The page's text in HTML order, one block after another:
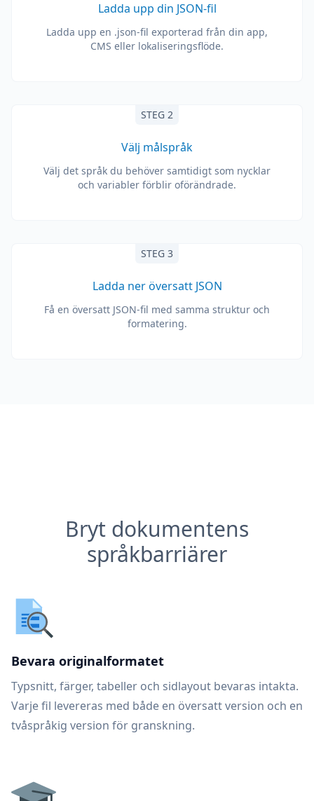
Ladda upp din JSON-fil
Ladda upp en .json-fil exporterad från din app,
CMS eller lokaliseringsflöde.
STEG 2
Välj målspråk
Välj det språk du behöver samtidigt som nycklar
och variabler förblir oförändrade.
STEG 3
Ladda ner översatt JSON
Få en översatt JSON-fil med samma struktur och
formatering.
Bryt dokumentens
språkbarriärer
Bevara originalformatet
Typsnitt, färger, tabeller och sidlayout bevaras intakta.
Varje fil levereras med både en översatt version och en
tvåspråkig version för granskning.